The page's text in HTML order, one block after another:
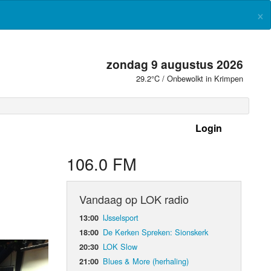
×
zondag 9 augustus 2026
29.2°C / Onbewolkt in Krimpen
Login
106.0 FM
Vandaag op LOK radio
13:00 IJsselsport
18:00 De Kerken Spreken: Sionskerk
20:30 LOK Slow
21:00 Blues & More (herhaling)